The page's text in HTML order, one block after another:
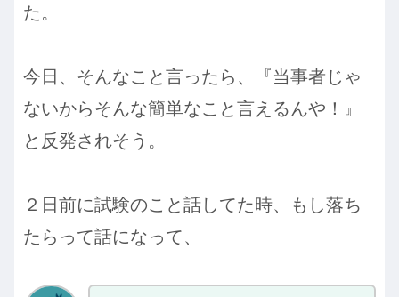
た。
今日、そんなこと言ったら、『当事者じゃ
ないからそんな簡単なこと言えるんや！』
と反発されそう。
２日前に試験のこと話してた時、もし落ち
たらって話になって、